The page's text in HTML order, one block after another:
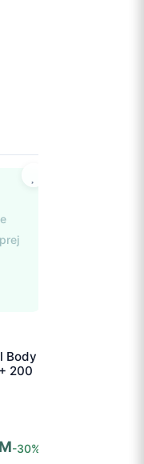
Body
200
-30%